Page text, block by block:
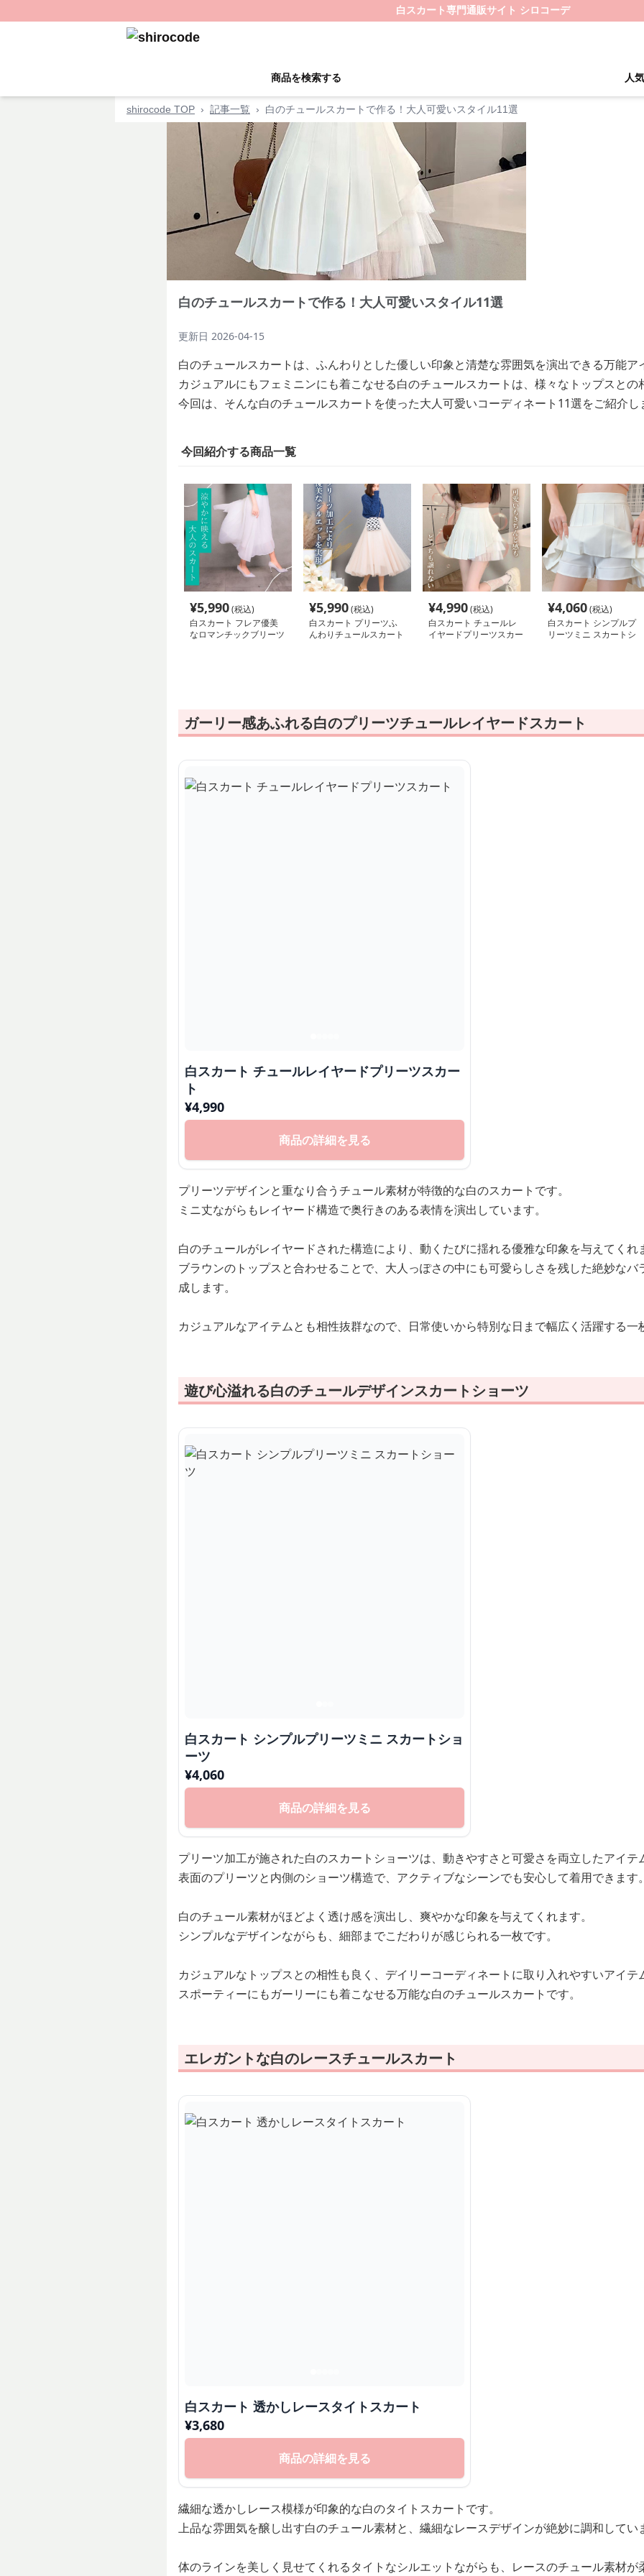
白スカート専門通販サイト シロコーデ
商品を検索する 人
shirocode TOP › 記事一覧 › 白のチュールスカートで作る！大人可愛いスタイル11選
白のチュールスカートで作る！大人可愛いスタイル11選
更新日 2026-04-15
白のチュールスカートは、ふんわりとした優しい印象と清楚な雰囲気を演出できる万能ア
カジュアルにもフェミニンにも着こなせる白のチュールスカートは、様々なトップスとの
今回は、そんな白のチュールスカートを使った大人可愛いコーディネート11選をご紹介し
今回紹介する商品一覧
¥5,990(税込)
白スカート フレア優美
なロマンチックブリーツ
¥5,990(税込)
白スカート プリーツふ
んわりチュールスカート
¥4,990(税込)
白スカート チュールレ
イヤードプリーツスカー
¥4,060(税込)
白スカート シンプルプ
リーツミニ スカートシ
ガーリー感あふれる白のプリーツチュールレイヤードスカート
白スカート チュールレイヤードプリーツスカー
ト
¥4,990
商品の詳細を見る
プリーツデザインと重なり合うチュール素材が特徴的な白のスカートです。
ミニ丈ながらもレイヤード構造で奥行きのある表情を演出しています。
白のチュールがレイヤードされた構造により、動くたびに揺れる優雅な印象を与えてくれ
ブラウンのトップスと合わせることで、大人っぽさの中にも可愛らしさを残した絶妙な
成します。
カジュアルなアイテムとも相性抜群なので、日常使いから特別な日まで幅広く活躍する一
遊び心溢れる白のチュールデザインスカートショーツ
白スカート シンプルプリーツミニ スカートショ
ーツ
¥4,060
商品の詳細を見る
プリーツ加工が施された白のスカートショーツは、動きやすさと可愛さを両立したアイテ
表面のプリーツと内側のショーツ構造で、アクティブなシーンでも安心して着用できます
白のチュール素材がほどよく透け感を演出し、爽やかな印象を与えてくれます。
シンプルなデザインながらも、細部までこだわりが感じられる一枚です。
カジュアルなトップスとの相性も良く、デイリーコーディネートに取り入れやすいアイテ
スポーティーにもガーリーにも着こなせる万能な白のチュールスカートです。
エレガントな白のレースチュールスカート
白スカート 透かしレースタイトスカート
¥3,680
商品の詳細を見る
繊細な透かしレース模様が印象的な白のタイトスカートです。
上品な雰囲気を醸し出す白のチュール素材と、繊細なレースデザインが絶妙に調和してい
体のラインを美しく見せてくれるタイトなシルエットながらも、レースのチュール素材が